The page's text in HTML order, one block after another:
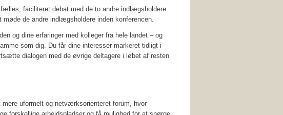
faciliteret debat med de to andre indlægsholdere
de andre indlægsholdere inden konferencen.
og dine erfaringer med kolleger fra hele landet – og
som dig. Du får dine interesser markeret tidligt i
dialogen med de øvrige deltagere i løbet af resten
uformelt og netværksorienteret forum, hvor